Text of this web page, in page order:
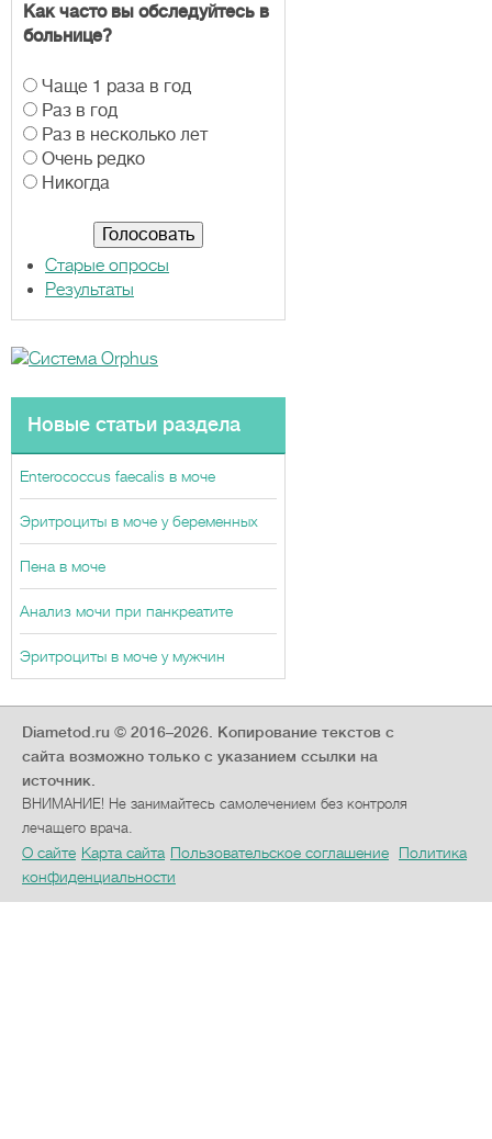
Как часто вы обследуйтесь в
больнице?
В
а
р
и
а
Чаще 1 раза в год
Раз в год
Раз в несколько лет
Очень редко
Никогда
Старые опросы
Результаты
Новые статьи раздела
Enterococcus faecalis в моче
Эритроциты в моче у беременных
Пена в моче
Анализ мочи при панкреатите
Эритроциты в моче у мужчин
Diametod.ru © 2016–2026. Копирование текстов с
сайта возможно только с указанием ссылки на
источник.
ВНИМАНИЕ! Не занимайтесь самолечением без контроля
лечащего врача.
О сайте Карта сайта Пользовательское соглашение
Политика
конфиденциальности